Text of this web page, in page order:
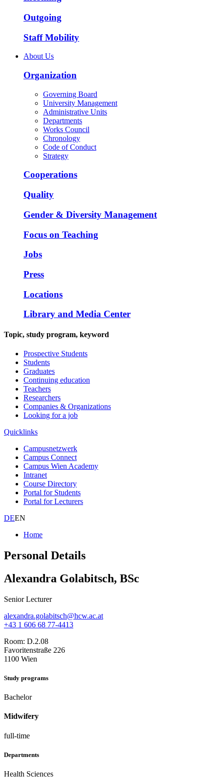
Outgoing
Staff Mobility
About Us
Organization
Governing Board
University Management
Administrative Units
Departments
Works Council
Chronology
Code of Conduct
Strategy
Cooperations
Quality
Gender & Diversity Management
Focus on Teaching
Jobs
Press
Locations
Library and Media Center
Topic, study program, keyword
Prospective Students
Students
Graduates
Continuing education
Teachers
Researchers
Companies & Organizations
Looking for a job
Quicklinks
Campusnetzwerk
Campus Connect
Campus Wien Academy
Intranet
Course Directory
Portal for Students
Portal for Lecturers
DEEN
Home
Personal Details
Alexandra Golabitsch, BSc
Senior Lecturer
alexandra.golabitsch@hcw.ac.at
+43 1 606 68 77-4413
Room: D.2.08
Favoritenstraße 226
1100 Wien
Study programs
Bachelor
Midwifery
full-time
Departments
Health Sciences